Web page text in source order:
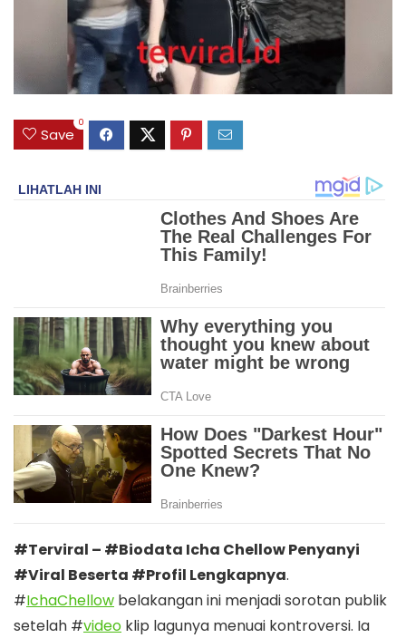
Save
0
#Terviral – #Biodata Icha Chellow Penyanyi
#Viral Beserta #Profil Lengkapnya.
#IchaChellow belakangan ini menjadi sorotan publik
setelah #video klip lagunya menuai kontroversi. Ia